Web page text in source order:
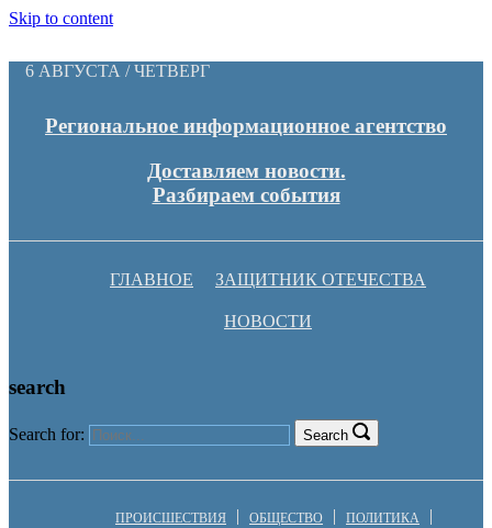
Skip to content
6 АВГУСТА / ЧЕТВЕРГ
Региональное информационное агентство
Доставляем новости.
Разбираем события
ГЛАВНОЕ ЗАЩИТНИК ОТЕЧЕСТВА
НОВОСТИ
search
Search for: Search
ПРОИСШЕСТВИЯ ОБЩЕСТВО ПОЛИТИКА